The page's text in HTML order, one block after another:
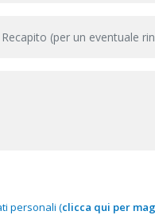
personali (clicca qui per